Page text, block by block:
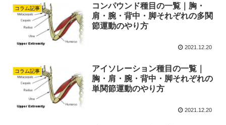
コラム記事
コンパウンド種目の一覧｜胸・
肩・腕・背中・脚それぞれの多関
節運動のやり方
2021.12.20
コラム記事
アイソレーション種目の一覧｜
胸・肩・腕・背中・脚それぞれの
単関節運動のやり方
2021.12.20